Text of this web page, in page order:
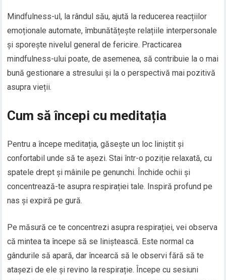
Mindfulness-ul, la rândul său, ajută la reducerea reacțiilor
emoționale automate, îmbunătățește relațiile interpersonale
și sporește nivelul general de fericire. Practicarea
mindfulness-ului poate, de asemenea, să contribuie la o mai
bună gestionare a stresului și la o perspectivă mai pozitivă
asupra vieții.
Cum să începi cu meditația
Pentru a începe meditația, găsește un loc liniștit și
confortabil unde să te așezi. Stai într-o poziție relaxată, cu
spatele drept și mâinile pe genunchi. Închide ochii și
concentrează-te asupra respirației tale. Inspiră profund pe
nas și expiră pe gură.
Pe măsură ce te concentrezi asupra respirației, vei observa
că mintea ta începe să se liniștească. Este normal ca
gândurile să apară, dar încearcă să le observi fără să te
atașezi de ele și revino la respirație. Începe cu sesiuni